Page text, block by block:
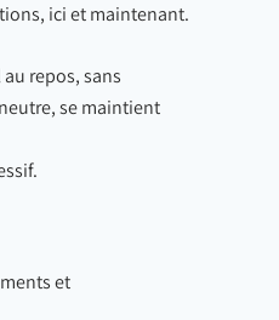
ici et maintenant.
repos, sans
se maintient
et